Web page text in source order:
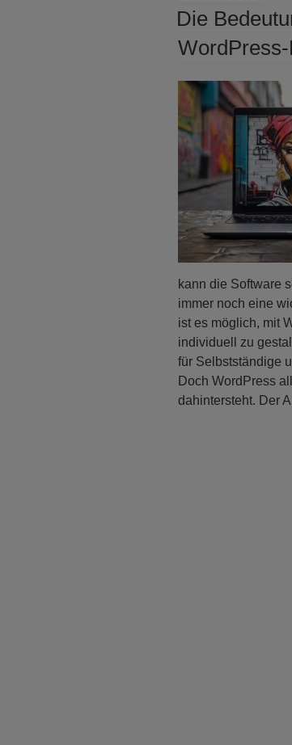
Die
kann die Software
immer noch eine
ist es möglich, mit
individuell zu
für Selbstständige
Doch WordPress
dahintersteht. Der